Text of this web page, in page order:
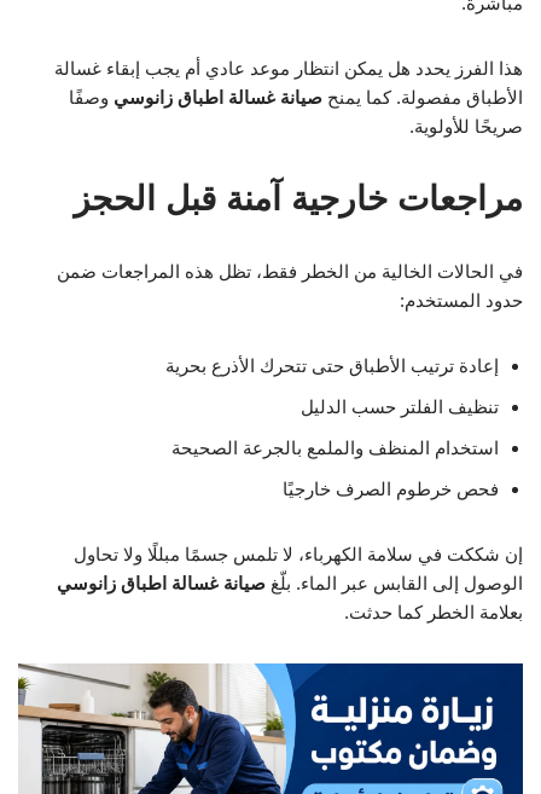
هذا الفرز يحدد هل يمكن انتظار موعد عادي أم يجب إبقاء غسالة
الأطباق مفصولة. كما يمنح صيانة غسالة اطباق زانوسي وصفًا
صريحًا للأولوية.
مراجعات خارجية آمنة قبل الحجز
في الحالات الخالية من الخطر فقط، تظل هذه المراجعات ضمن
حدود المستخدم:
إعادة ترتيب الأطباق حتى تتحرك الأذرع بحرية
تنظيف الفلتر حسب الدليل
استخدام المنظف والملمع بالجرعة الصحيحة
فحص خرطوم الصرف خارجيًا
إن شككت في سلامة الكهرباء، لا تلمس جسمًا مبللًا ولا تحاول
الوصول إلى القابس عبر الماء. بلّغ صيانة غسالة اطباق زانوسي
بعلامة الخطر كما حدثت.